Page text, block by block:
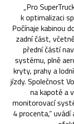
„Pro
k optimalizaci
Počínaje kabinou
zadní část,
přední částí
systému, plně
kryty, prahy a
jízdy. Společnost
na kapotě a
monitorovací
4 procenta,“